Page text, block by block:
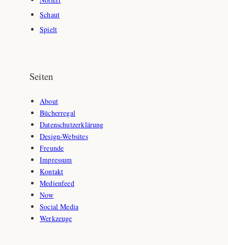
Schaut
Spielt
Seiten
About
Bücherregal
Datenschutzerklärung
Design-Websites
Freunde
Impressum
Kontakt
Medienfeed
Now
Social Media
Werkzeuge